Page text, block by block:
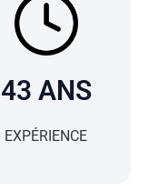
43 ANS
EXPÉRIENCE